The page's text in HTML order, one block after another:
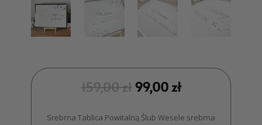
159,00zł 99,00zł
Srebrna Tablica Powitalną Ślub Wesele srebrna